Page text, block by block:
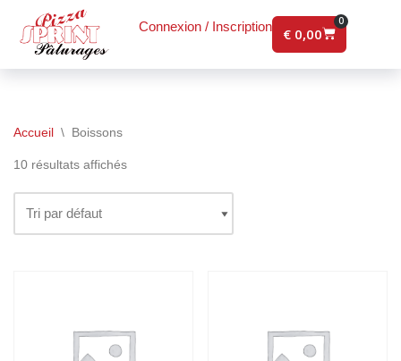
Connexion / Inscription € 0,00
0
Accueil \ Boissons
10 résultats affichés